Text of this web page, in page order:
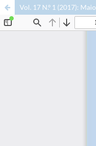
Vol. 17 N.º 1 (2017): Maio